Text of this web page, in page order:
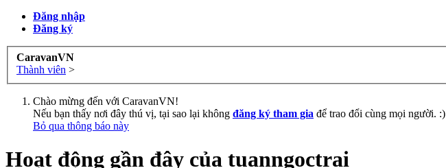
Đăng nhập
Đăng ký
CaravanVN
Thành viên >
Chào mừng đến với CaravanVN!
Nếu bạn thấy nơi đây thú vị, tại sao lại không đăng ký tham gia để trao đổi cùng mọi người. :)
Bỏ qua thông báo này
Hoạt động gần đây của tuanngoctrai